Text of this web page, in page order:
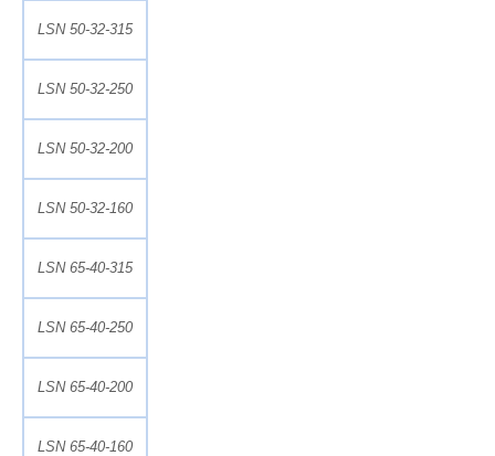
LSN 50-32-315
LSN 50-32-250
LSN 50-32-200
LSN 50-32-160
LSN 65-40-315
LSN 65-40-250
LSN 65-40-200
LSN 65-40-160